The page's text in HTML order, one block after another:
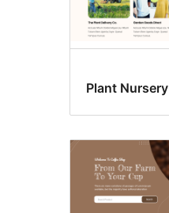
Plant Nursery